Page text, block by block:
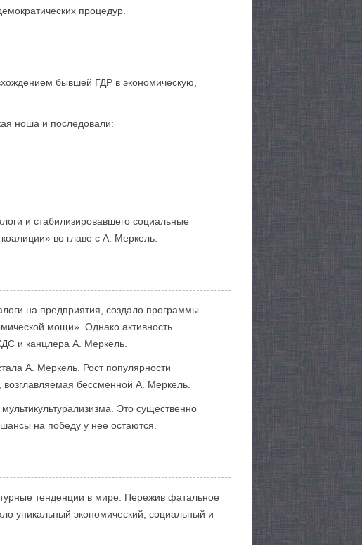
процедур.
бывшей ГДР в экономическую,
ноша и последовали:
и стабилизировавшего социальные
во главе с А. Меркель.
на предприятия, создало программы
мощи». Однако активность
и канцлера А. Меркель.
А. Меркель. Рост популярности
бессменной А. Меркель.
Это существенно
на победу у нее остаются.
тенденции в мире. Пережив фатальное
уникальный экономический, социальный и